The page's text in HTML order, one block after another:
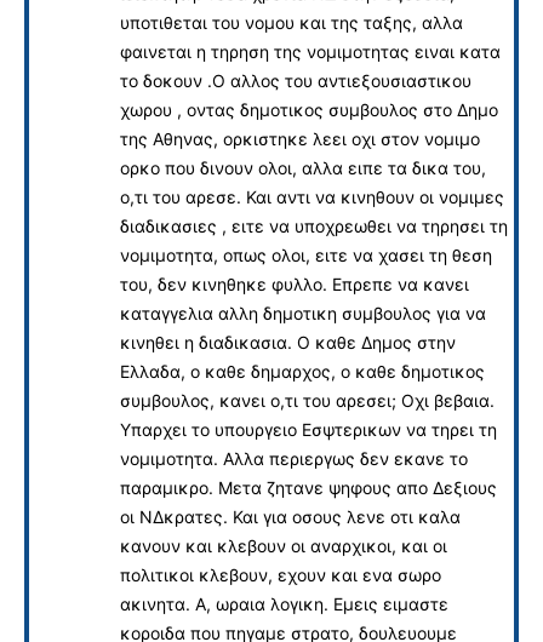
υποτιθεται του νομου και της ταξης, αλλα
φαινεται η τηρηση της νομιμοτητας ειναι κατα
το δοκουν .Ο αλλος του αντιεξουσιαστικου
χωρου , οντας δημοτικος συμβουλος στο Δημο
της Αθηνας, ορκιστηκε λεει οχι στον νομιμο
ορκο που δινουν ολοι, αλλα ειπε τα δικα του,
ο,τι του αρεσε. Και αντι να κινηθουν οι νομιμες
διαδικασιες , ειτε να υποχρεωθει να τηρησει τη
νομιμοτητα, οπως ολοι, ειτε να χασει τη θεση
του, δεν κινηθηκε φυλλο. Επρεπε να κανει
καταγγελια αλλη δημοτικη συμβουλος για να
κινηθει η διαδικασια. Ο καθε Δημος στην
Ελλαδα, ο καθε δημαρχος, ο καθε δημοτικος
συμβουλος, κανει ο,τι του αρεσει; Οχι βεβαια.
Υπαρχει το υπουργειο Εσψτερικων να τηρει τη
νομιμοτητα. Αλλα περιεργως δεν εκανε το
παραμικρο. Μετα ζητανε ψηφους απο Δεξιους
οι ΝΔκρατες. Και για οσους λενε οτι καλα
κανουν και κλεβουν οι αναρχικοι, και οι
πολιτικοι κλεβουν, εχουν και ενα σωρο
ακινητα. Α, ωραια λογικη. Εμεις ειμαστε
κοροιδα που πηγαμε στρατο, δουλευουμε